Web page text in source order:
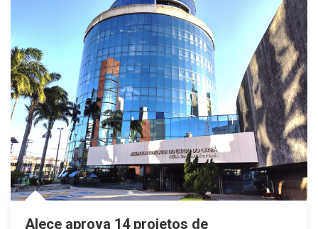
Alece aprova 14 projetos de